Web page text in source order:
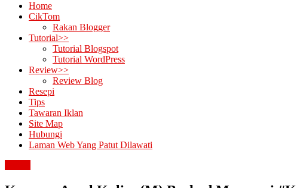
Home
CikTom
Rakan Blogger
Tutorial>>
Tutorial Blogspot
Tutorial WordPress
Review>>
Review Blog
Resepi
Tips
Tawaran Iklan
Site Map
Hubungi
Laman Web Yang Patut Dilawati